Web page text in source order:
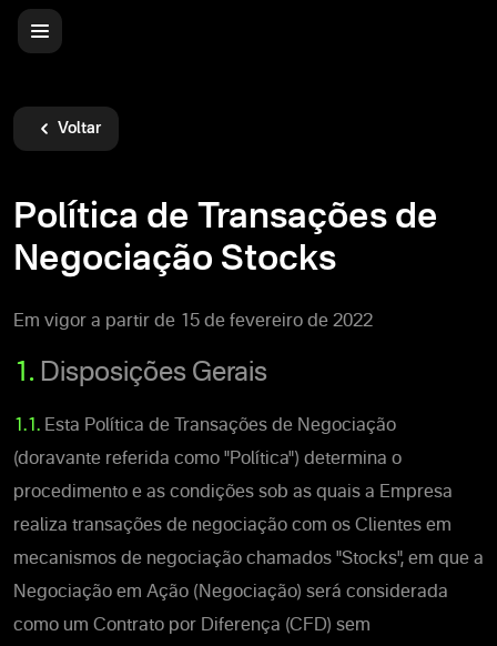
Voltar
Política de Transações de
Negociação Stocks
Em vigor a partir de 15 de fevereiro de 2022
1. Disposições Gerais
1.1. Esta Política de Transações de Negociação
(doravante referida como "Política") determina o
procedimento e as condições sob as quais a Empresa
realiza transações de negociação com os Clientes em
mecanismos de negociação chamados "Stocks", em que a
Negociação em Ação (Negociação) será considerada
como um Contrato por Diferença (CFD) sem